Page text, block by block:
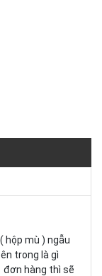
hộp mù ) ngẫu
trong là gì
đơn hàng thì sẽ